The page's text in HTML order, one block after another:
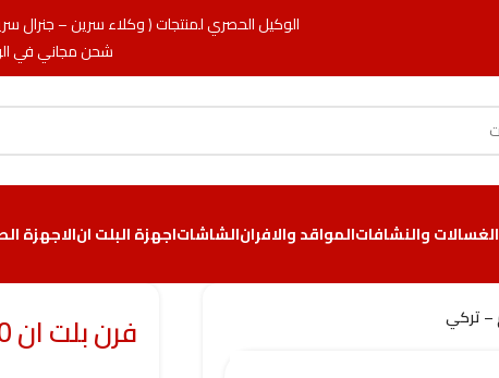
الوكيل الحصري لمنتجات ( وكلاء سرين –
شحن مجاني في
الغسالات والنشافاتالمواقد والافرانالشاشاتاجهزة البلت انالاجهزة
فرن بلت ان 60 سم غاز جنرال سوبريم – تركي